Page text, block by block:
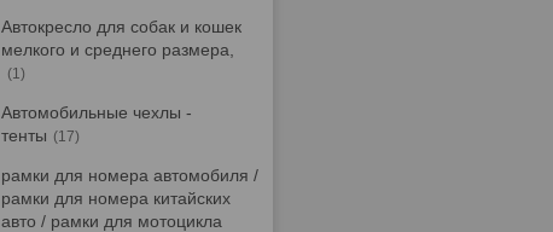
Автокресло для собак и кошек
мелкого и среднего размера,
1
Автомобильные чехлы -
тенты
17
рамки для номера автомобиля /
рамки для номера китайских
авто / рамки для мотоцикла